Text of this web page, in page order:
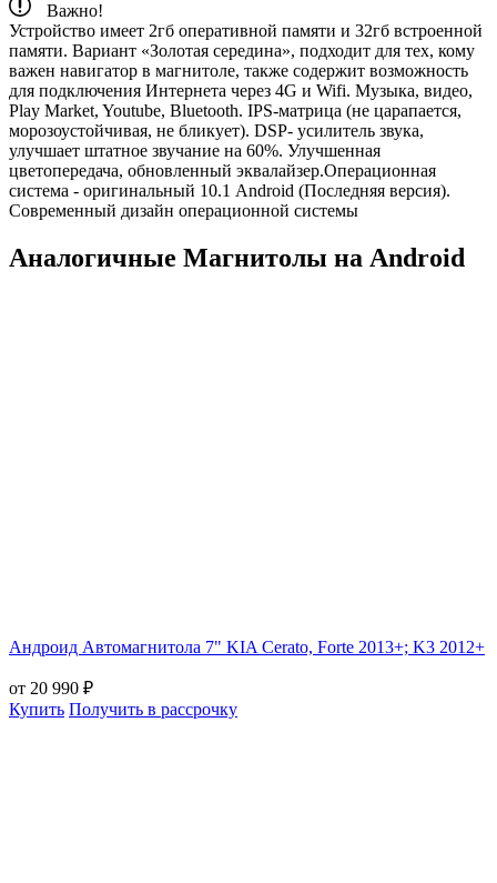
Важно!
Устройство имеет 2гб оперативной памяти и 32гб встроенной
памяти. Вариант «Золотая середина», подходит для тех, кому
важен навигатор в магнитоле, также содержит возможность
для подключения Интернета через 4G и Wifi. Музыка, видео,
Play Market, Youtube, Bluetooth. IPS-матрица (не царапается,
морозоустойчивая, не бликует). DSP- усилитель звука,
улучшает штатное звучание на 60%. Улучшенная
цветопередача, обновленный эквалайзер.Операционная
система - оригинальный 10.1 Android (Последняя версия).
Современный дизайн операционной системы
Аналогичные Магнитолы на Android
Андроид Автомагнитола 7" KIA Cerato, Forte 2013+; K3 2012+
от 20 990 ₽
Купить Получить в рассрочку